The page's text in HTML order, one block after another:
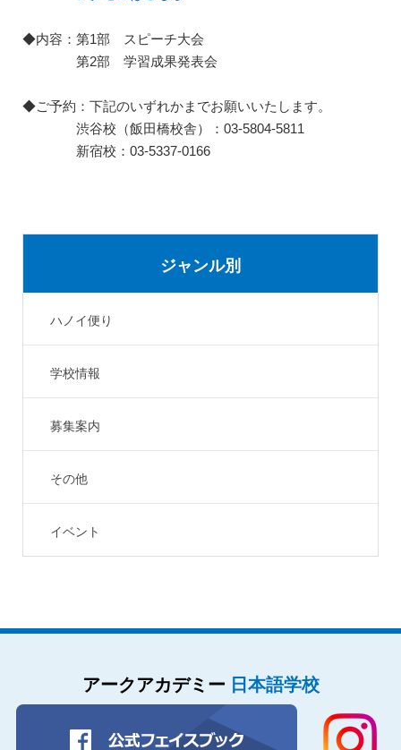
◆内容：第1部 スピーチ大会
第2部 学習成果発表会
◆ご予約：下記のいずれかまでお願いいたします。
渋谷校（飯田橋校舎）：03-5804-5811
新宿校：03-5337-0166
ジャンル別
ハノイ便り
学校情報
募集案内
その他
イベント
アークアカデミー 日本語学校